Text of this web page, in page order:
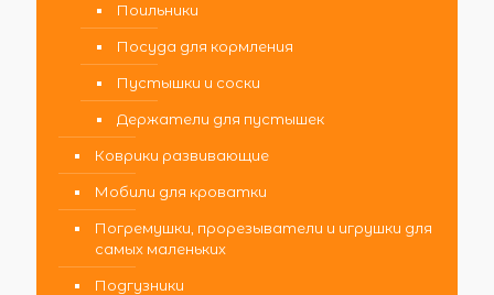
Поильники
Посуда для кормления
Пустышки и соски
Держатели для пустышек
Коврики развивающие
Мобили для кроватки
Погремушки, прорезыватели и игрушки для
самых маленьких
Подгузники